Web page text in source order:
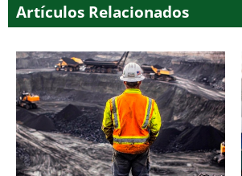
Artículos Relacionados